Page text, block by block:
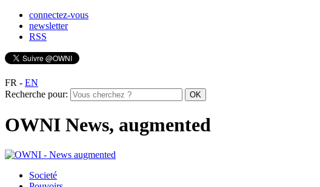
connectez-vous
newsletter
RSS
FR - EN
Recherche pour:
OWNI News, augmented
Societé